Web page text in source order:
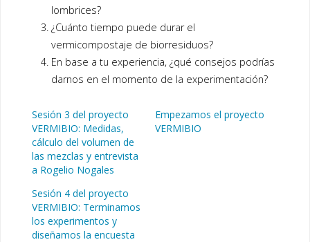
lombrices?
¿Cuánto tiempo puede durar el
vermicompostaje de biorresiduos?
En base a tu experiencia, ¿qué consejos podrías
darnos en el momento de la experimentación?
Sesión 3 del proyecto
VERMIBIO: Medidas,
cálculo del volumen de
las mezclas y entrevista
a Rogelio Nogales
Empezamos el proyecto
VERMIBIO
Sesión 4 del proyecto
VERMIBIO: Terminamos
los experimentos y
diseñamos la encuesta